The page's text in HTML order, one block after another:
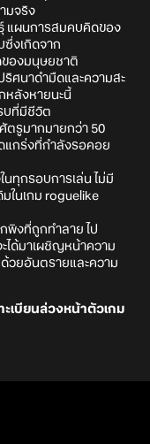
มจริง
แผนการสมคบคิดของ
ซึ่งเกิดจาก
องมนุษยชาติ
ริศนาดำมืดและความสะ
หลังหายนะนี้
บที่มีชีวิต
ตรูมากมายกว่า 50
แกร่งที่กำลังรอคอย
ทุกรอบการเล่น ไม่มี
ในเกม roguelike
พิงที่ถูกทำลาย ไป
ะได้มาเผชิญหน้าความ
ด้วยอันตรายและความ
เบียนล่วงหน้าตัวเกม